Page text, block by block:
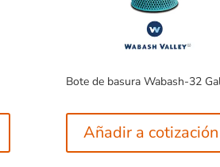
Bote de basura Wabash-32
Añadir a cotización